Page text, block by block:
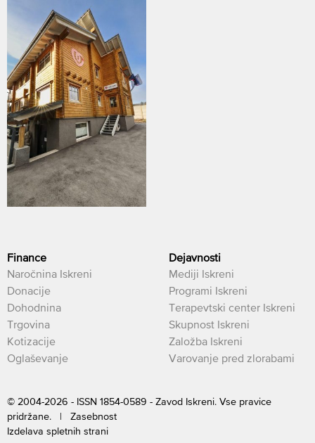
Finance
Naročnina Iskreni
Donacije
Dohodnina
Trgovina
Kotizacije
Oglaševanje
Dejavnosti
Mediji Iskreni
Programi Iskreni
Terapevtski center Iskreni
Skupnost Iskreni
Založba Iskreni
Varovanje pred zlorabami
© 2004-2026 - ISSN 1854-0589 - Zavod Iskreni. Vse pravice
pridržane. | Zasebnost
Izdelava spletnih strani